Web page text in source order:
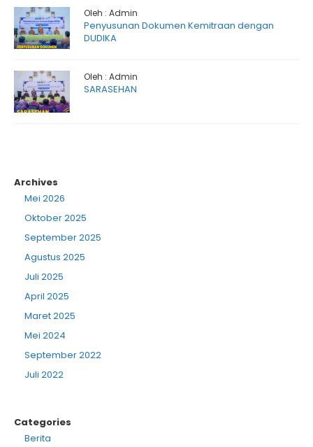
Oleh : Admin
Penyusunan Dokumen Kemitraan dengan
DUDIKA
Oleh : Admin
SARASEHAN
Archives
Mei 2026
Oktober 2025
September 2025
Agustus 2025
Juli 2025
April 2025
Maret 2025
Mei 2024
September 2022
Juli 2022
Categories
Berita